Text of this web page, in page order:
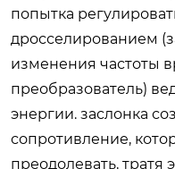
попытка
дросселированием
изменения частоты
преобразователь)
энергии. заслонка
сопротивление,
преодолевать, тратя